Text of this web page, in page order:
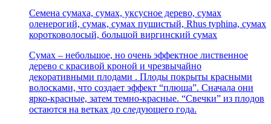
Семена сумаха, сумах, уксусное дерево, сумах
оленерогий, сумак, сумах пушистый, Rhus typhina, сумах
коротковолосый, большой виргинский сумах
Сумах – небольшое, но очень эффектное лиственное
дерево с красивой кроной и чрезвычайно
декоративными плодами . Плоды покрыты красными
волосками, что создает эффект “плюша”. Сначала они
ярко-красные, затем темно-красные. “Свечки” из плодов
остаются на ветках до следующего года.